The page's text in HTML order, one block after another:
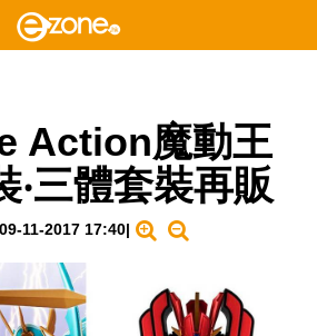
Action魔動王
‧三體套裝再販
09-11-2017 17:40|